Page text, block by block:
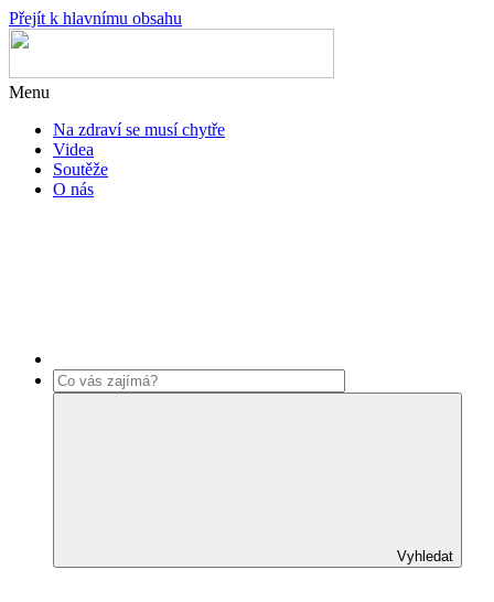
Přejít k hlavnímu obsahu
Menu
Na zdraví se musí chytře
Videa
Soutěže
O nás
Vyhledat